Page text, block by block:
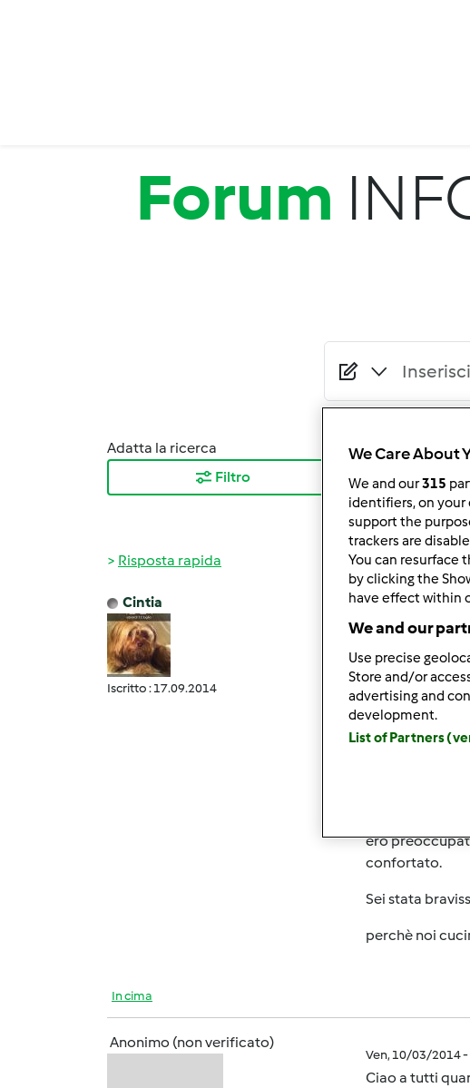
Forum
Adatta la ricerca
Filtro
Ordina per:
I risultati più
Risposta rapida
Cintia
Iscritto : 17.09.2014
Grazie Patty!
io sono qui e
succedendo
un mese dopo
anni! Ora
per la
ero
confortato.
Sei stata
perchè noi
In cima
Anonimo (non verificato)
Ven, 10/03/2014 -
Ciao a tutti
We Care About
We and our315
identifiers, on
support the
trackers are
You can resurface
by clicking the
have effect within
We and our
Use precise
Store and/or
advertising and
development.
List of Partners